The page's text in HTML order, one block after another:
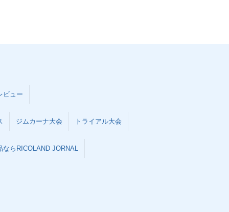
ビュー
ジムカーナ大会 トライアル大会
ならRICOLAND JORNAL